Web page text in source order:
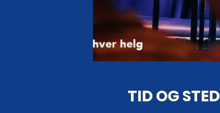
TID OG STED